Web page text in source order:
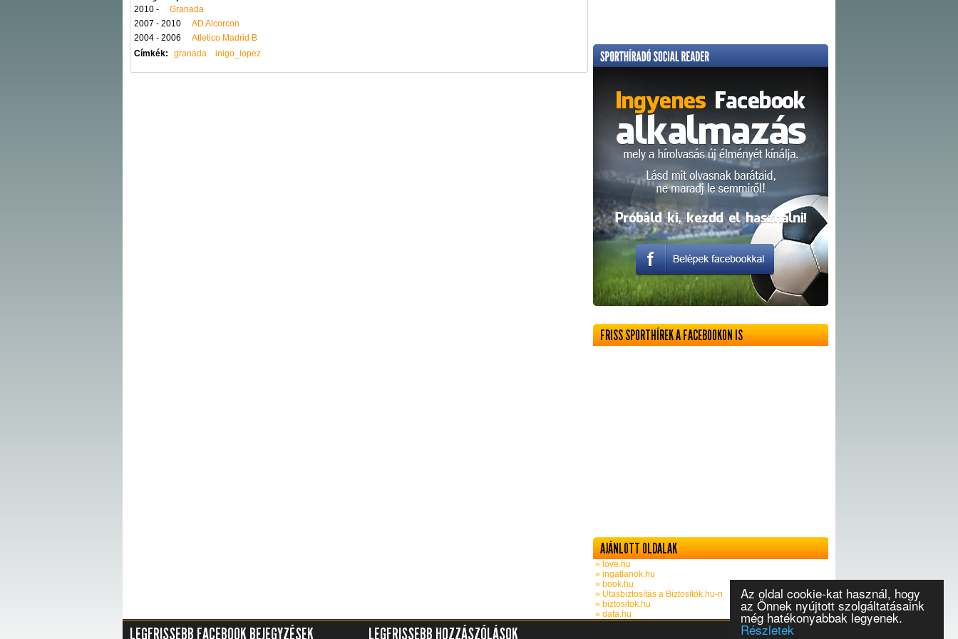
Az oldal cookie-kat használ, hogy
az Önnek nyújtott szolgáltatásaink
még hatékonyabbak legyenek.
Részletek
2010 -
Granada
2007 - 2010
AD Alcorcon
2004 - 2006
Atletico Madrid B
Címkék:
granada inigo_lopez
FRISS SPORTHÍREK A FACEBOOKON IS
AJÁNLOTT OLDALAK
» love.hu
» ingatlanok.hu
» book.hu
» Utasbiztosítás a Biztosítók.hu-n
» biztositok.hu
» data.hu
LEGFRISSEBB FACEBOOK BEJEGYZÉSEK LEGFRISSEBB HOZZÁSZÓLÁSOK